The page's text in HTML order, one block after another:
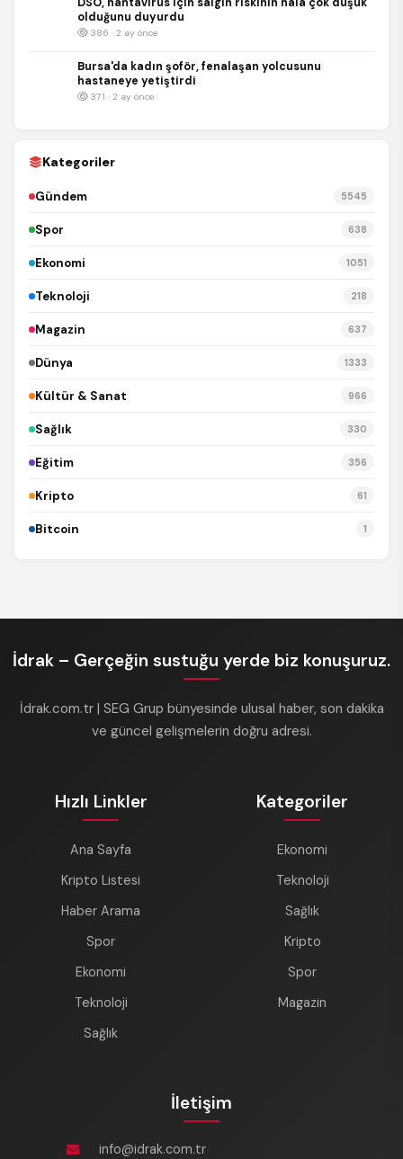
olduğunu duyurdu
386 · 2 ay önce
Bursa'da kadın şoför, fenalaşan yolcusunu
hastaneye yetiştirdi
371 · 2 ay önce
Kategoriler
Gündem 5545
Spor 638
Ekonomi 1051
Teknoloji 218
Magazin 637
Dünya 1333
Kültür & Sanat 966
Sağlık 330
Eğitim 356
Kripto 61
Bitcoin 1
İdrak – Gerçeğin sustuğu yerde biz konuşuruz.
İdrak.com.tr | SEG Grup bünyesinde ulusal haber, son dakika
ve güncel gelişmelerin doğru adresi.
Hızlı Linkler
Ana Sayfa
Kripto Listesi
Haber Arama
Spor
Ekonomi
Teknoloji
Sağlık
Kategoriler
Ekonomi
Teknoloji
Sağlık
Kripto
Spor
Magazin
İletişim
info@idrak.com.tr